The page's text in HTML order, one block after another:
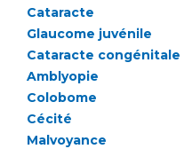
Qualité
Nos indicateurs qualité
Protection des
Cataracte
Glaucome juvénile
Cataracte congénitale
Amblyopie
Colobome
Cécité
Malvoyance